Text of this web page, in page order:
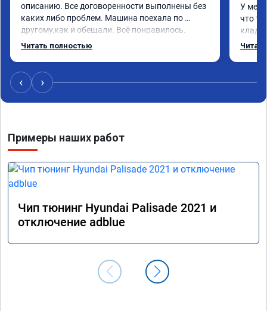
описанию. Все договоренности выполнены без
каких либо проблем. Машина поехала по
другому,как и обещали. Всё понравилось.
Рекомендую данную компанию.
Читать полностью
У
что
и ЕГР
В
‹ ›
Примеры наших работ
Чип тюнинг Hyundai Palisade 2021 и
отключение adblue